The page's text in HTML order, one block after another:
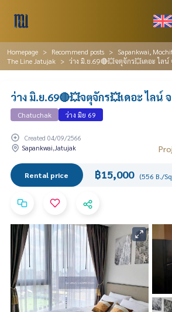
Homepage Recommend posts
Sapankwai,
The Line Jatujak
ว่าง มิ.ย.69🔴💥จตุจักร💥เดอะ ไล
ว่าง มิ.ย.69🔴💥จตุจักร💥เดอะ ไลน์
Chatuchak ว่าง มิย 69
Created 04/09/2566
Sapankwai,Jatujak
Rental price ฿15,000 (556 B./